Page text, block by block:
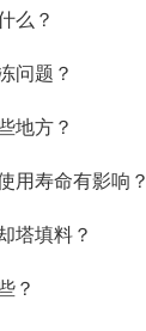
么？
问题？
地方？
用寿命有影响？
塔填料？
？